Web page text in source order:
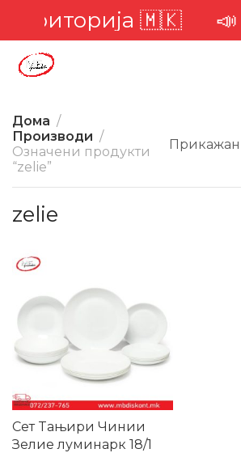
територија 🇲🇰 📣
Дома
Производи
Означени продукти
“zelie”
Прикажан
zelie
-20%
Сет Tањири Чинии
Зелие луминарк 18/1